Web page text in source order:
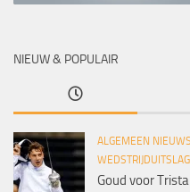
NIEUW & POPULAIR
ALGEMEEN NIEUWS
Goud voor